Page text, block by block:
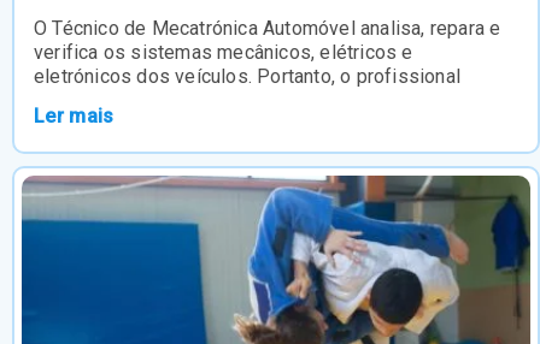
O Técnico de Mecatrónica Automóvel analisa, repara e
verifica os sistemas mecânicos, elétricos e
eletrónicos dos veículos. Portanto, o profissional
Ler mais